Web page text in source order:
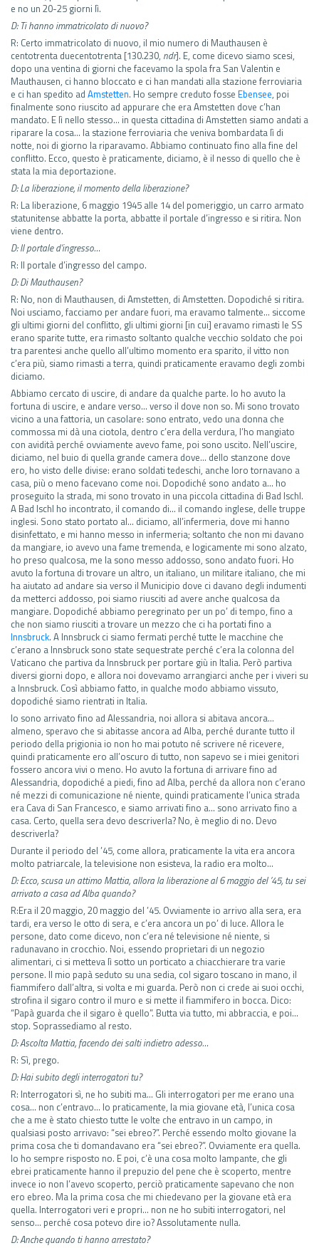
e no un 20-25 giorni lì.
D: Ti hanno immatricolato di nuovo?
R: Certo immatricolato di nuovo, il mio numero di Mauthausen è
centotrenta duecentotrenta [130.230, ndr]. E, come dicevo siamo scesi,
dopo una ventina di giorni che facevamo la spola fra San Valentin e
Mauthausen, ci hanno bloccato e ci han mandati alla stazione ferroviaria
e ci han spedito ad Amstetten. Ho sempre creduto fosse Ebensee, poi
finalmente sono riuscito ad appurare che era Amstetten dove c’han
mandato. E lì nello stesso… in questa cittadina di Amstetten siamo andati a
riparare la cosa… la stazione ferroviaria che veniva bombardata lì di
notte, noi di giorno la riparavamo. Abbiamo continuato fino alla fine del
conflitto. Ecco, questo è praticamente, diciamo, è il nesso di quello che è
stata la mia deportazione.
D: La liberazione, il momento della liberazione?
R: La liberazione, 6 maggio 1945 alle 14 del pomeriggio, un carro armato
statunitense abbatte la porta, abbatte il portale d’ingresso e si ritira. Non
viene dentro.
D: Il portale d’ingresso…
R: Il portale d’ingresso del campo.
D: Di Mauthausen?
R: No, non di Mauthausen, di Amstetten, di Amstetten. Dopodiché si ritira.
Noi usciamo, facciamo per andare fuori, ma eravamo talmente… siccome
gli ultimi giorni del conflitto, gli ultimi giorni [in cui] eravamo rimasti le SS
erano sparite tutte, era rimasto soltanto qualche vecchio soldato che poi
tra parentesi anche quello all’ultimo momento era sparito, il vitto non
c’era più, siamo rimasti a terra, quindi praticamente eravamo degli zombi
diciamo.
Abbiamo cercato di uscire, di andare da qualche parte. Io ho avuto la
fortuna di uscire, e andare verso… verso il dove non so. Mi sono trovato
vicino a una fattoria, un casolare: sono entrato, vedo una donna che
commossa mi dà una ciotola, dentro c’era della verdura, l’ho mangiato
con avidità perché ovviamente avevo fame, poi sono uscito. Nell’uscire,
diciamo, nel buio di quella grande camera dove… dello stanzone dove
ero, ho visto delle divise: erano soldati tedeschi, anche loro tornavano a
casa, più o meno facevano come noi. Dopodiché sono andato a… ho
proseguito la strada, mi sono trovato in una piccola cittadina di Bad Ischl.
A Bad Ischl ho incontrato, il comando di… il comando inglese, delle truppe
inglesi. Sono stato portato al… diciamo, all’infermeria, dove mi hanno
disinfettato, e mi hanno messo in infermeria; soltanto che non mi davano
da mangiare, io avevo una fame tremenda, e logicamente mi sono alzato,
ho preso qualcosa, me la sono messo addosso, sono andato fuori. Ho
avuto la fortuna di trovare un altro, un italiano, un militare italiano, che mi
ha aiutato ad andare sia verso il Municipio dove ci davano degli indumenti
da metterci addosso, poi siamo riusciti ad avere anche qualcosa da
mangiare. Dopodiché abbiamo peregrinato per un po’ di tempo, fino a
che non siamo riusciti a trovare un mezzo che ci ha portati fino a
Innsbruck. A Innsbruck ci siamo fermati perché tutte le macchine che
c’erano a Innsbruck sono state sequestrate perché c’era la colonna del
Vaticano che partiva da Innsbruck per portare giù in Italia. Però partiva
diversi giorni dopo, e allora noi dovevamo arrangiarci anche per i viveri su
a Innsbruck. Così abbiamo fatto, in qualche modo abbiamo vissuto,
dopodiché siamo rientrati in Italia.
Io sono arrivato fino ad Alessandria, noi allora si abitava ancora…
almeno, speravo che si abitasse ancora ad Alba, perché durante tutto il
periodo della prigionia io non ho mai potuto né scrivere né ricevere,
quindi praticamente ero all’oscuro di tutto, non sapevo se i miei genitori
fossero ancora vivi o meno. Ho avuto la fortuna di arrivare fino ad
Alessandria, dopodiché a piedi, fino ad Alba, perché da allora non c’erano
né mezzi di comunicazione né niente, quindi praticamente l’unica strada
era Cava di San Francesco, e siamo arrivati fino a… sono arrivato fino a
casa. Certo, quella sera devo descriverla? No, è meglio di no. Devo
descriverla?
Durante il periodo del ’45, come allora, praticamente la vita era ancora
molto patriarcale, la televisione non esisteva, la radio era molto…
D: Ecco, scusa un attimo Mattia, allora la liberazione al 6 maggio del ’45, tu sei
arrivato a casa ad Alba quando?
R:Era il 20 maggio, 20 maggio del ’45. Ovviamente io arrivo alla sera, era
tardi, era verso le otto di sera, e c’era ancora un po’ di luce. Allora le
persone, dato come dicevo, non c’era né televisione né niente, si
radunavano in crocchio. Noi, essendo proprietari di un negozio
alimentari, ci si metteva lì sotto un porticato a chiacchierare tra varie
persone. Il mio papà seduto su una sedia, col sigaro toscano in mano, il
fiammifero dall’altra, si volta e mi guarda. Però non ci crede ai suoi occhi,
strofina il sigaro contro il muro e si mette il fiammifero in bocca. Dico:
“Papà guarda che il sigaro è quello”. Butta via tutto, mi abbraccia, e poi…
stop. Soprassediamo al resto.
D: Ascolta Mattia, facendo dei salti indietro adesso…
R: Sì, prego.
D: Hai subito degli interrogatori tu?
R: Interrogatori sì, ne ho subiti ma… Gli interrogatori per me erano una
cosa… non c’entravo… Io praticamente, la mia giovane età, l’unica cosa
che a me è stato chiesto tutte le volte che entravo in un campo, in
qualsiasi posto arrivavo: “sei ebreo?”. Perché essendo molto giovane la
prima cosa che ti domandavano era “sei ebreo?”. Ovviamente era quella.
Io ho sempre risposto no. E poi, c’è una cosa molto lampante, che gli
ebrei praticamente hanno il prepuzio del pene che è scoperto, mentre
invece io non l’avevo scoperto, perciò praticamente sapevano che non
ero ebreo. Ma la prima cosa che mi chiedevano per la giovane età era
quella. Interrogatori veri e propri… non ne ho subiti interrogatori, nel
senso… perché cosa potevo dire io? Assolutamente nulla.
D: Anche quando ti hanno arrestato?